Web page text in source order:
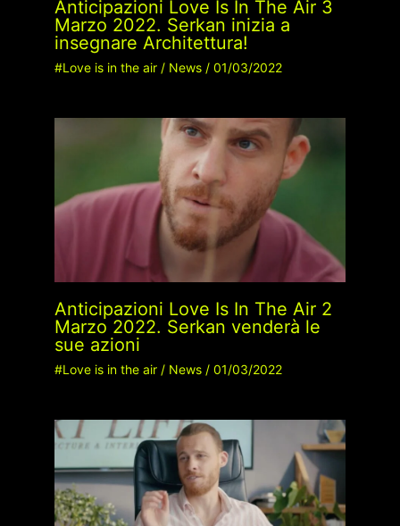
Anticipazioni Love Is In The Air 3
Marzo 2022. Serkan inizia a
insegnare Architettura!
#Love is in the air/ News/ 01/03/2022
Anticipazioni Love Is In The Air 2
Marzo 2022. Serkan venderà le
sue azioni
#Love is in the air/ News/ 01/03/2022